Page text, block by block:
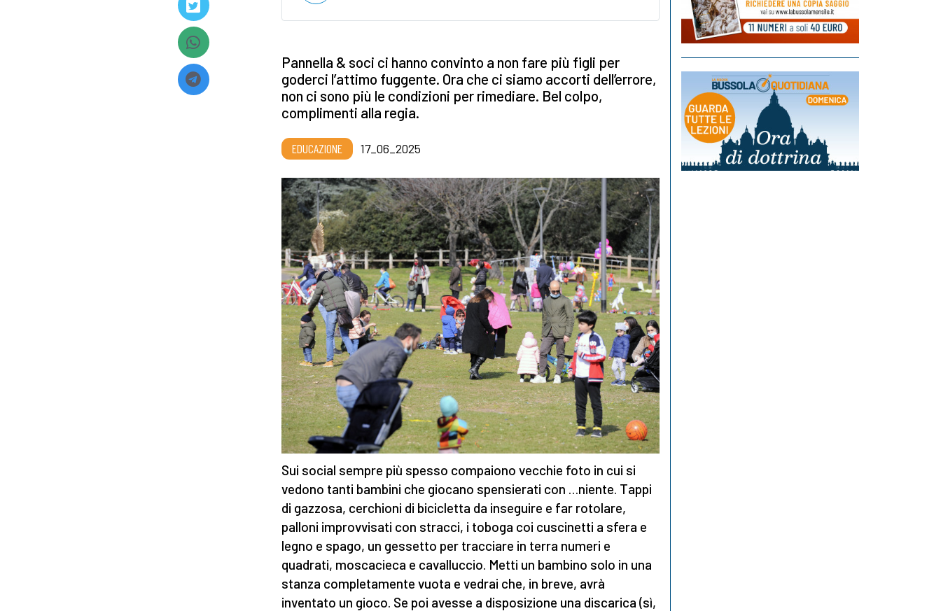
Pannella & soci ci hanno convinto a non fare più figli per
goderci l’attimo fuggente. Ora che ci siamo accorti dell’errore,
non ci sono più le condizioni per rimediare. Bel colpo,
complimenti alla regia.
EDUCAZIONE 17_06_2025
Sui social sempre più spesso compaiono vecchie foto in cui si
vedono tanti bambini che giocano spensierati con …niente. Tappi
di gazzosa, cerchioni di bicicletta da inseguire e far rotolare,
palloni improvvisati con stracci, i toboga coi cuscinetti a sfera e
legno e spago, un gessetto per tracciare in terra numeri e
quadrati, moscacieca e cavalluccio. Metti un bambino solo in una
stanza completamente vuota e vedrai che, in breve, avrà
inventato un gioco. Se poi avesse a disposizione una discarica (sì,